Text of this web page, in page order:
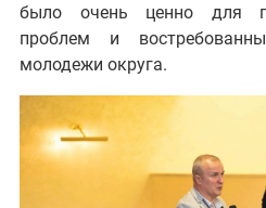
было очень ценно для
проблем и
молодежи округа.